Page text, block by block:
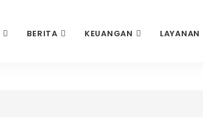
BERITA KEUANGAN LAYANAN